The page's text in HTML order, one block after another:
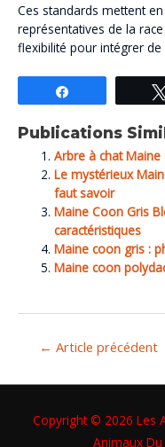
Ces standards mettent
représentatives de la
flexibilité pour intégrer
Publications
Arbre à chat Maine
Le mystérieux
faut savoir
Maine Coon Gris
caractéristiques
Maine coon gris :
Maine coon
← Article précédent
Copyright © 2026 Les
Animaux Du